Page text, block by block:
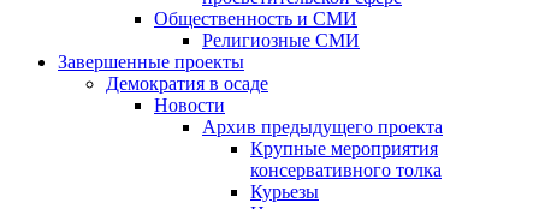
Общественность и СМИ
Религиозные СМИ
Завершенные проекты
Демократия в осаде
Новости
Архив предыдущего проекта
Крупные мероприятия
консервативного толка
Курьезы